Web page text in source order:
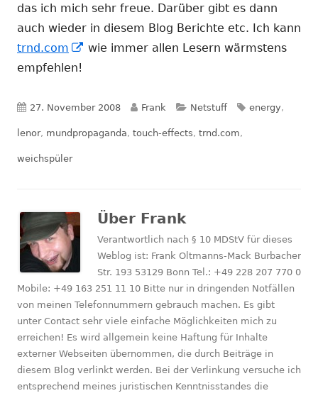
das ich mich sehr freue. Darüber gibt es dann
auch wieder in diesem Blog Berichte etc. Ich kann
trnd.com
In
öffnen
wie immer allen Lesern wärmstens
empfehlen!
Veröffentlicht
am
27. November 2008 Autor
Frank Kategorien
Netstuff Schlagwörter
energy,
lenor, mundpropaganda, touch-effects, trnd.com,
weichspüler
Über Frank
Verantwortlich nach § 10 MDStV für dieses
Weblog ist: Frank Oltmanns-Mack Burbacher
Str. 193 53129 Bonn Tel.: +49 228 207 770 0
Mobile: +49 163 251 11 10 Bitte nur in dringenden Notfällen
von meinen Telefonnummern gebrauch machen. Es gibt
unter Contact sehr viele einfache Möglichkeiten mich zu
erreichen! Es wird allgemein keine Haftung für Inhalte
externer Webseiten übernommen, die durch Beiträge in
diesem Blog verlinkt werden. Bei der Verlinkung versuche ich
entsprechend meines juristischen Kenntnisstandes die